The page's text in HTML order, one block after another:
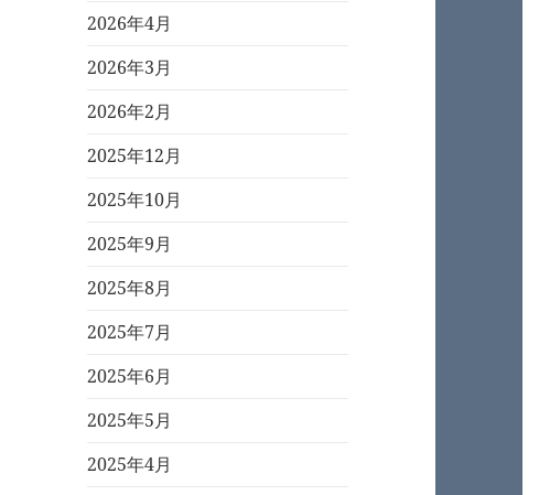
2026年4月
2026年3月
2026年2月
2025年12月
2025年10月
2025年9月
2025年8月
2025年7月
2025年6月
2025年5月
2025年4月